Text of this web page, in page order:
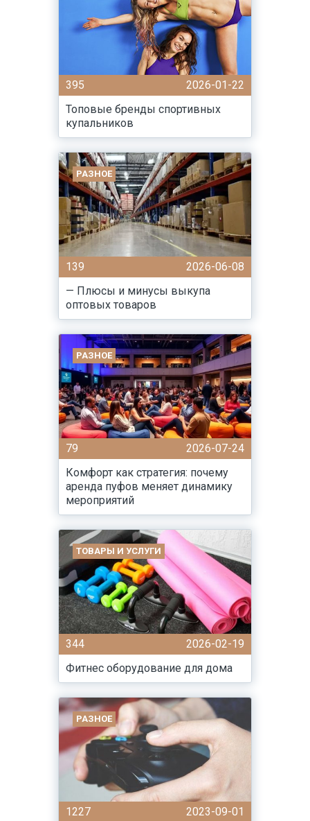
395
2026-01-22
Топовые бренды спортивных
купальников
РАЗНОЕ
139
2026-06-08
— Плюсы и минусы выкупа
оптовых товаров
РАЗНОЕ
79
2026-07-24
Комфорт как стратегия: почему
аренда пуфов меняет динамику
мероприятий
ТОВАРЫ И УСЛУГИ
344
2026-02-19
Фитнес оборудование для дома
РАЗНОЕ
1227
2023-09-01